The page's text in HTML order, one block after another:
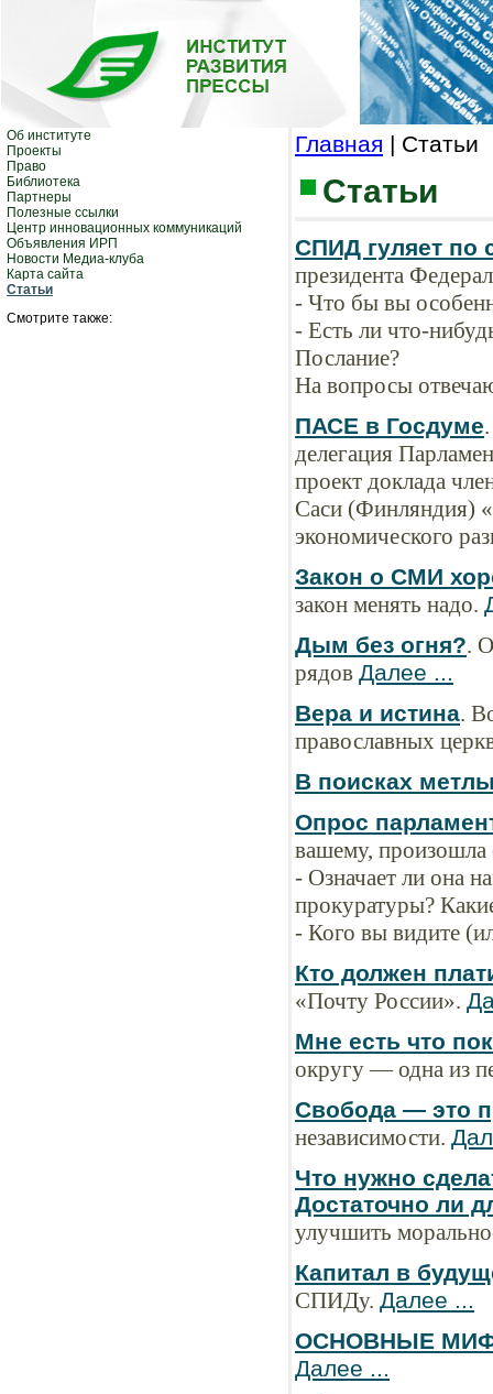
Об институте
Проекты
Право
Библиотека
Партнеры
Полезные ссылки
Центр инновационных коммуникаций
Объявления ИРП
Новости Медиа-клуба
Карта сайта
Статьи
Смотрите также:
Главная | Статьи
Статьи
СПИД гуляет по
президента
- Что бы вы
- Есть ли что-
Послание?
На вопросы
ПАСЕ в Госдуме
делегация
проект доклада
Саси (Финляндия)
экономического
Закон о СМИ
закон менять надо.
Дым без огня?.
рядов Далее ...
Вера и истина.
православных
В поисках
Опрос
вашему, произошла
- Означает ли она
прокуратуры?
- Кого вы видите
Кто должен
«Почту России».
Мне есть что
округу — одна из
Свобода — это
независимости.
Что нужно
Достаточно ли
улучшить
Капитал в
СПИДу. Далее ...
ОСНОВНЫЕ
Далее ...